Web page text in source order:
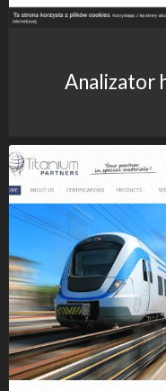
Analizator